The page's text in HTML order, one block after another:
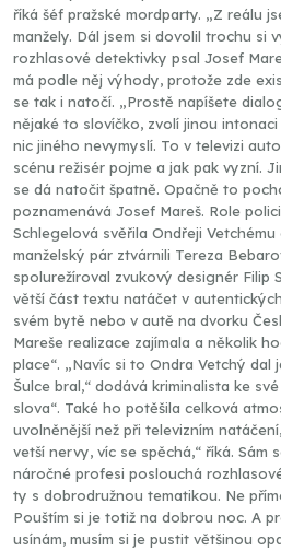
říká šéf pražské mordparty. „Z reálu
manžely. Dál jsem si dovolil trochu si
rozhlasové detektivky psal Josef
má podle něj výhody, protože zde
se tak i natočí. „Prostě napíšete
nějaké to slovíčko, zvolí jinou intonaci
nic jiného nevymyslí. To v televizi
scénu režisér pojme a jak pak vyzní.
se dá natočit špatně. Opačně to
poznamenává Josef Mareš. Role
Schlegelová svěřila Ondřeji
manželský pár ztvárnili Tereza
spolurežíroval zvukový designér Filip
větší část textu natáčet v
svém bytě nebo v autě na dvorku
Mareše realizace zajímala a několik
place“. „Navíc si to Ondra Vetchý dal
Šulce bral,“ dodává kriminalista ke
slova“. Také ho potěšila celková
uvolněnější než při televizním
vetší nervy, víc se spěchá,“ říká. Sám
náročné profesi poslouchá
ty s dobrodružnou tematikou. Ne
Pouštím si je totiž na dobrou noc. A
usínám, musím si je pustit většinou